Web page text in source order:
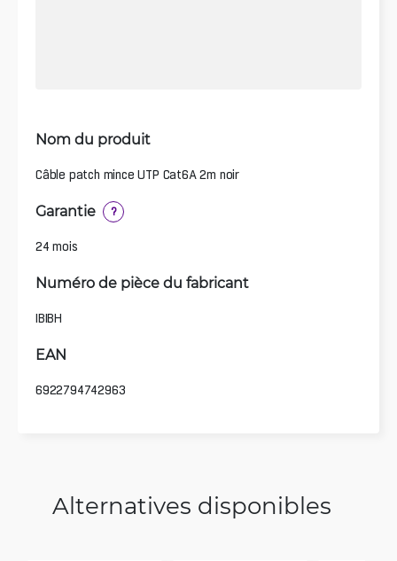
Nom du produit
Câble patch mince UTP Cat6A 2m noir
Garantie ?
24 mois
Numéro de pièce du fabricant
IBIBH
EAN
6922794742963
Alternatives disponibles